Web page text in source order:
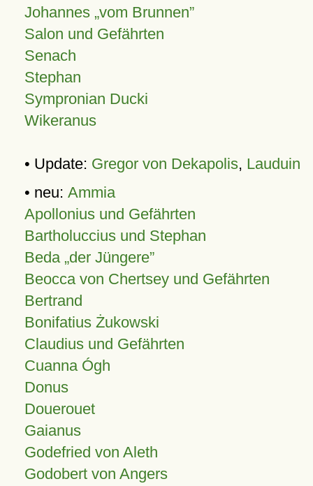
Johannes vom Brunnen
Salon und Gefährten
Senach
Stephan
Sympronian Ducki
Wikeranus
• Update: Gregor von Dekapolis, Lauduin
• neu: Ammia
Apollonius und Gefährten
Bartholuccius und Stephan
Beda „der Jüngere”
Beocca von Chertsey und Gefährten
Bertrand
Bonifatius Żukowski
Claudius und Gefährten
Cuanna Ógh
Donus
Douerouet
Gaianus
Godefried von Aleth
Godobert von Angers